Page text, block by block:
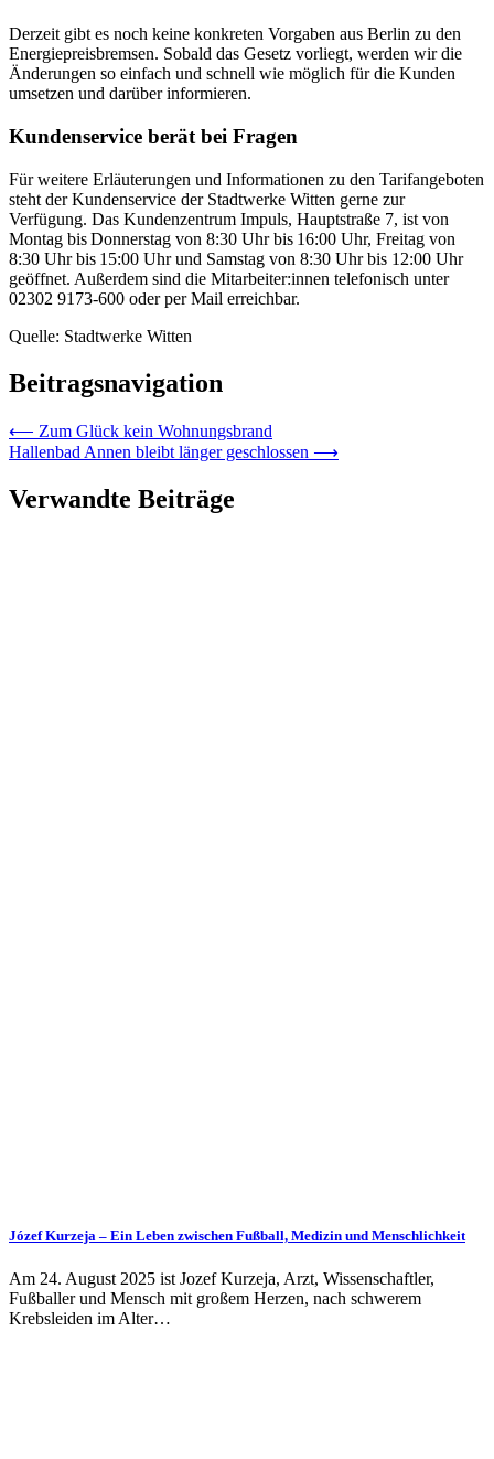
Derzeit gibt es noch keine konkreten Vorgaben aus Berlin zu den
Energiepreisbremsen. Sobald das Gesetz vorliegt, werden wir die
Änderungen so einfach und schnell wie möglich für die Kunden
umsetzen und darüber informieren.
Kundenservice berät bei Fragen
Für weitere Erläuterungen und Informationen zu den Tarifangeboten
steht der Kundenservice der Stadtwerke Witten gerne zur
Verfügung. Das Kundenzentrum Impuls, Hauptstraße 7, ist von
Montag bis Donnerstag von 8:30 Uhr bis 16:00 Uhr, Freitag von
8:30 Uhr bis 15:00 Uhr und Samstag von 8:30 Uhr bis 12:00 Uhr
geöffnet. Außerdem sind die Mitarbeiter:innen telefonisch unter
02302 9173-600 oder per Mail erreichbar.
Quelle: Stadtwerke Witten
Beitragsnavigation
⟵ Zum Glück kein Wohnungsbrand
Hallenbad Annen bleibt länger geschlossen ⟶
Verwandte Beiträge
Józef Kurzeja – Ein Leben zwischen Fußball, Medizin und Menschlichkeit
Am 24. August 2025 ist Jozef Kurzeja, Arzt, Wissenschaftler,
Fußballer und Mensch mit großem Herzen, nach schwerem
Krebsleiden im Alter…